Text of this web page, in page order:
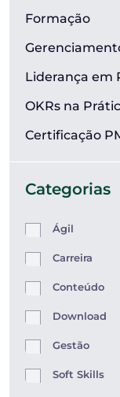
Formação
Liderança em
OKRs na
Certificação
Categorias
Ágil
Carreira
Conteúdo
Download
Gestão
Soft Skills